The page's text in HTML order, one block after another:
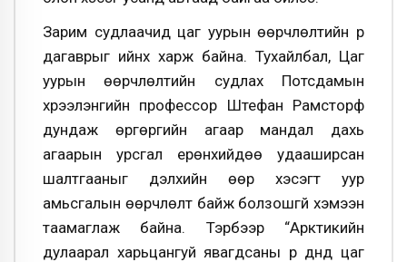
Зарим судлаачид цаг уурын өөрчлөлтийн үр
дагаврыг ийнхүү харж байна. Тухайлбал, Цаг
уурын өөрчлөлтийн судлах Потсдамын
хүрээлэнгийн профессор Штефан Рамсторф
дундаж өргөргийн агаар мандал дахь
агаарын урсгал ерөнхийдөө удааширсан
шалтгааныг дэлхийн өөр хэсэгт уур
амьсгалын өөрчлөлт байж болзошгүй хэмээн
таамаглаж байна. Тэрбээр “Арктикийн
дулаарал харьцангуй явагдсаны үр дүнд цаг